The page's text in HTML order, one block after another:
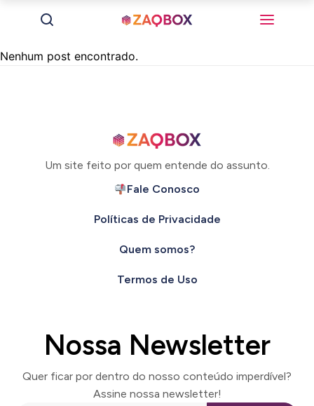
Nenhum post encontrado.
Um site feito por quem entende do assunto.
Fale Conosco
Políticas de Privacidade
Quem somos?
Termos de Uso
Nossa Newsletter
Quer ficar por dentro do nosso conteúdo imperdível?
Assine nossa newsletter!